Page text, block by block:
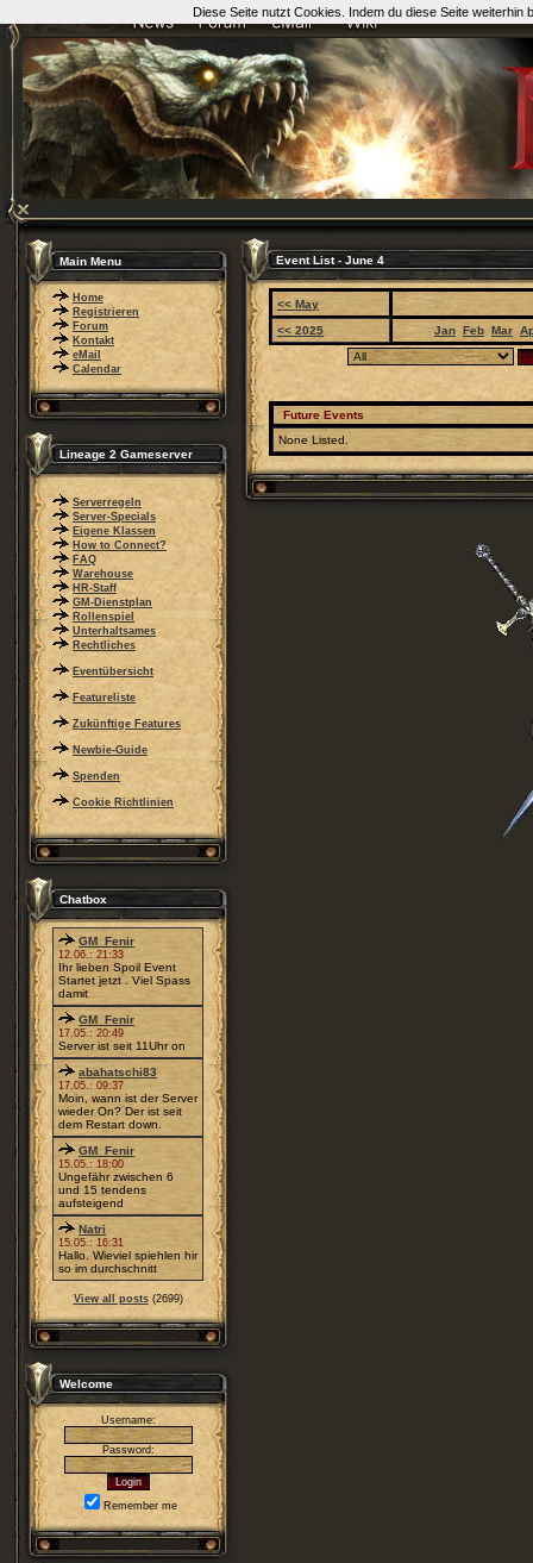
Main Menu
Home
Registrieren
Forum
Kontakt
eMail
Calendar
Lineage 2 Gameserver
Serverregeln
Server-Specials
Eigene Klassen
How to Connect?
FAQ
Warehouse
HR-Staff
GM-Dienstplan
Rollenspiel
Unterhaltsames
Rechtliches
Eventübersicht
Featureliste
Zukünftige Features
Newbie-Guide
Spenden
Cookie Richtlinien
Chatbox
GM_Fenir
12.06.: 21:33
Ihr lieben Spoil Event
Startet jetzt . Viel Spass
damit
GM_Fenir
17.05.: 20:49
Server ist seit 11Uhr on
abahatschi83
17.05.: 09:37
Moin, wann ist der Server
wieder On? Der ist seit
dem Restart down.
GM_Fenir
15.05.: 18:00
Ungefähr zwischen 6
und 15 tendens
aufsteigend
Natri
15.05.: 16:31
Hallo. Wieviel spiehlen hir
so im durchschnitt
View all posts(2699)
Welcome
Username:
Password:
Remember me
Event List - June 4
<< May
<< 2025
Jan Feb Mar
Future Events
None Listed.
Diese Seite nutzt Cookies. Indem du diese Seite